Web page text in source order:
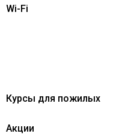
Wi-Fi
Курсы для пожилых
Акции